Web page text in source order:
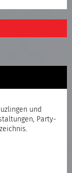
und
Party-